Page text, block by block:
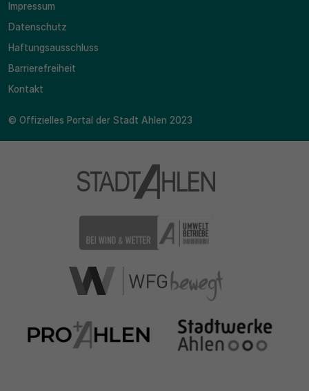
Impressum
Datenschutz
Haftungsausschluss
Barrierefreiheit
Kontakt
© Offizielles Portal der Stadt Ahlen 2023